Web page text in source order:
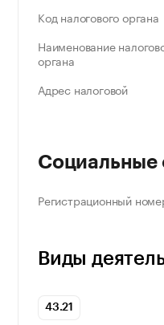
Код налогового органа
Наименование
органа
Адрес налоговой
Регистрационный
Виды
43.21